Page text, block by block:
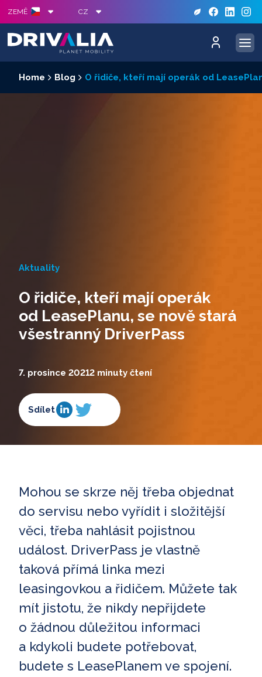
ZEMĚ CZ
Home Blog O řidiče, kteří mají operák od
Aktuality
O řidiče, kteří mají operák
od LeasePlanu, se nově stará
všestranný DriverPass
7. prosince 20212 minuty čtení
Sdílet
Mohou se skrze něj třeba objednat
do servisu nebo vyřídit i složitější
věci, třeba nahlásit pojistnou
událost. DriverPass je vlastně
taková přímá linka mezi
leasingovkou a řidičem. Můžete tak
mít jistotu, že nikdy nepřijdete
o žádnou důležitou informaci
a kdykoli budete potřebovat,
budete s LeasePlanem ve spojení.